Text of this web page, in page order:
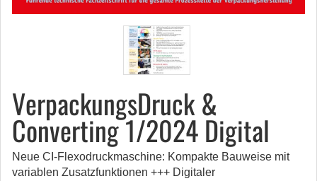
VerpackungsDruck &
Converting 1/2024 Digital
Neue CI-Flexodruckmaschine: Kompakte Bauweise mit
variablen Zusatzfunktionen +++ Digitaler